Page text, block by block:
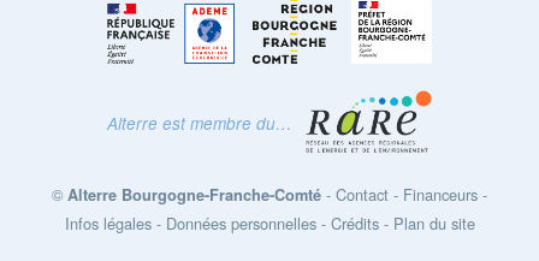
Alterre est membre du…
© Alterre Bourgogne-Franche-Comté - Contact - Financeurs -
Infos légales- Données personnelles- Crédits- Plan du site